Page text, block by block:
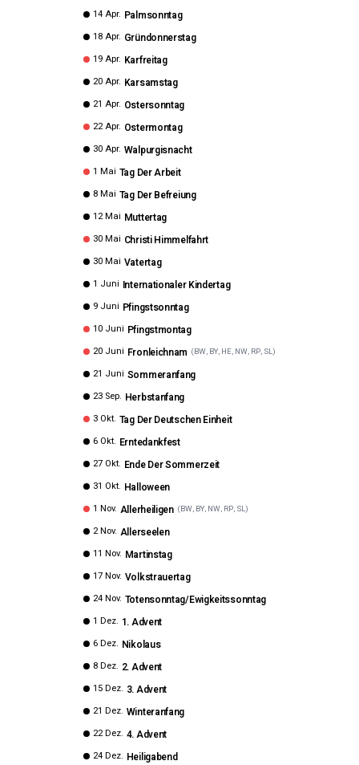
14 Apr. Palmsonntag
18 Apr. Gründonnerstag
19 Apr. Karfreitag
20 Apr. Karsamstag
21 Apr. Ostersonntag
22 Apr. Ostermontag
30 Apr. Walpurgisnacht
1 Mai Tag Der Arbeit
8 Mai Tag Der Befreiung
12 Mai Muttertag
30 Mai Christi Himmelfahrt
30 Mai Vatertag
1 Juni Internationaler Kindertag
9 Juni Pfingstsonntag
10 Juni Pfingstmontag
20 Juni Fronleichnam (BW, BY, HE, NW, RP, SL)
21 Juni Sommeranfang
23 Sep. Herbstanfang
3 Okt. Tag Der Deutschen Einheit
6 Okt. Erntedankfest
27 Okt. Ende Der Sommerzeit
31 Okt. Halloween
1 Nov. Allerheiligen (BW, BY, NW, RP, SL)
2 Nov. Allerseelen
11 Nov. Martinstag
17 Nov. Volkstrauertag
24 Nov. Totensonntag/Ewigkeitssonntag
1 Dez. 1. Advent
6 Dez. Nikolaus
8 Dez. 2. Advent
15 Dez. 3. Advent
21 Dez. Winteranfang
22 Dez. 4. Advent
24 Dez. Heiligabend